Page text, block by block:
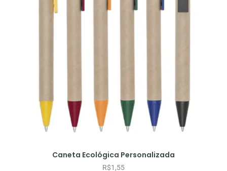
Caneta Ecológica Personalizada
R$1,55